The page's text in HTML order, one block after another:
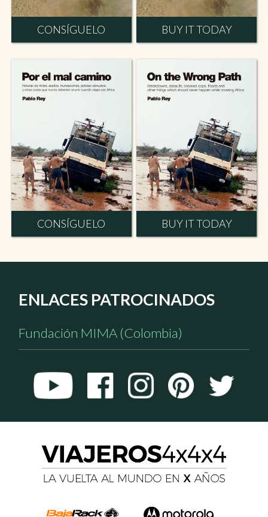
CONSÍGUELO BUY IT TODAY
CONSÍGUELO BUY IT TODAY
ENLACES PATROCINADOS
Fundación MIMA (Colombia)